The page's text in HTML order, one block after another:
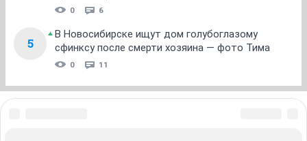
0 6
5
В Новосибирске ищут дом голубоглазому
сфинксу после смерти хозяина — фото Тима
0 11